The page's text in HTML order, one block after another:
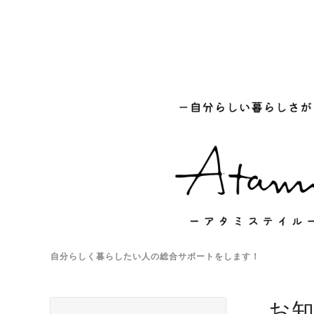
自分らしく暮らしたい人の総合サポートをします！